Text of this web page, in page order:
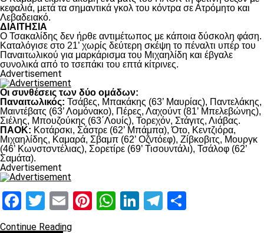
κεφαλιά, μετά τα σημαντικά γκολ του κόντρα σε Ατρόμητο και
Λεβαδειακό.
ΔΙΑΙΤΗΣΙΑ
Ο Τσακαλίδης δεν ήρθε αντιμέτωπος με κάποια δύσκολη φάση.
Καταλόγισε στο 21’ χωρίς δεύτερη σκέψη το πέναλτι υπέρ του
Παναιτωλικού για μαρκάρισμα του Μιχαηλίδη και έβγαλε
συνολικά από το τσεπάκι του επτά κίτρινες.
Advertisement
Οι συνθέσεις των δύο ομάδων:
Παναιτωλικός: Τσάβες, Μπακάκης (63’ Μαυρίας), Παντελάκης,
Μαιντέβατς (63’ Λομόνακο), Πέρες, Λαχούντ (81’ Μπελεβώνης),
Σιέλης, Μπουζούκης (63΄Λουίς), Τορεχόν, Στάγιτς, Λιάβας.
ΠΑΟΚ: Κοτάρσκι, Σάστρε (62’ Μπάμπα), Ότο, Κεντζιόρα,
Μιχαηλίδης, Καμαρά, Σβαμπ (62’ Οζντόεφ), Ζίβκοβιτς, Μουργκ
(46’ Κωνστσντέλιας), Σορετίρε (69’ Τισουντάλι), Τσάλοφ (62’
Σαμάτα).
Advertisement
Facebook
Twitter
EmailPinterest
WhatsApp
LinkedIn
Telegram
Continue Reading